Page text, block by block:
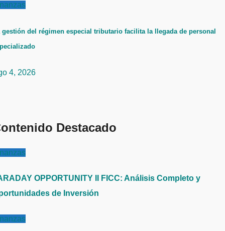
gestión del régimen especial tributario facilita la llegada de personal
4, 2026
Destacado
OPPORTUNITY II FICC: Análisis Completo y
de Inversión